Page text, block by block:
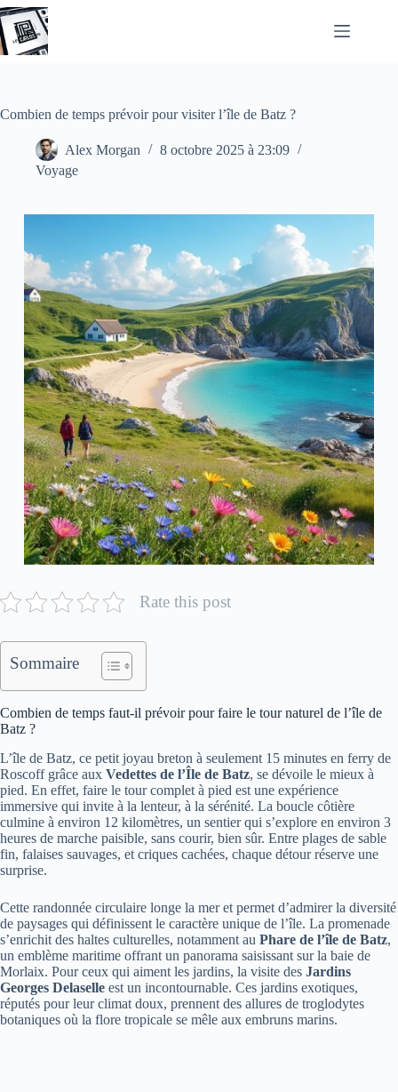
Passer
au
contenu
Combien de temps prévoir pour visiter l’île de Batz ?
Alex Morgan
8 octobre 2025 à 23:09
Voyage
Rate this post
Sommaire
Combien de temps faut-il prévoir pour faire le tour naturel de l’île de
Batz ?
L’île de Batz, ce petit joyau breton à seulement 15 minutes en ferry de
Roscoff grâce aux Vedettes de l’Île de Batz, se dévoile le mieux à
pied. En effet, faire le tour complet à pied est une expérience
immersive qui invite à la lenteur, à la sérénité. La boucle côtière
culmine à environ 12 kilomètres, un sentier qui s’explore en environ 3
heures de marche paisible, sans courir, bien sûr. Entre plages de sable
fin, falaises sauvages, et criques cachées, chaque détour réserve une
surprise.
Cette randonnée circulaire longe la mer et permet d’admirer la diversité
de paysages qui définissent le caractère unique de l’île. La promenade
s’enrichit des haltes culturelles, notamment au Phare de l’île de Batz,
un emblème maritime offrant un panorama saisissant sur la baie de
Morlaix. Pour ceux qui aiment les jardins, la visite des Jardins
Georges Delaselle est un incontournable. Ces jardins exotiques,
réputés pour leur climat doux, prennent des allures de troglodytes
botaniques où la flore tropicale se mêle aux embruns marins.